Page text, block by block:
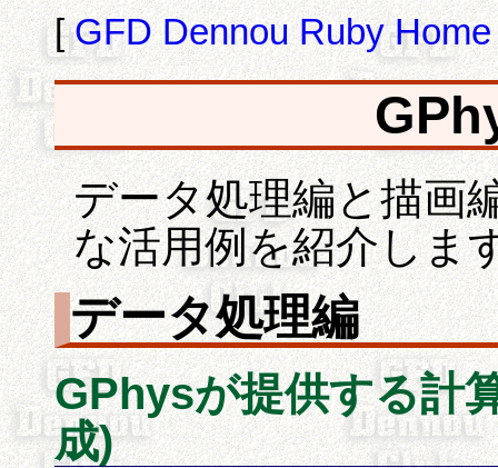
[GFD Dennou Ruby Home
データ処理編と描画
な活用例を紹介しま
データ処理編
GPhysが提供する計
成)